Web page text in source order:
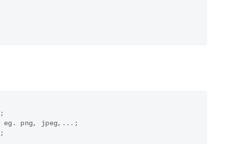
eg. png, jpeg,...;